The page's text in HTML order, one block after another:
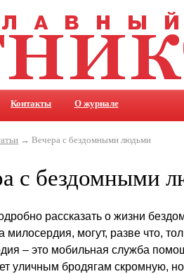
Контакты О журнале
→ Вечера с бездомными людьми
с бездомными
рассказать о жизни
милосердия, могут, разве что,
– это мобильная служба
уличным бродягам скромную,